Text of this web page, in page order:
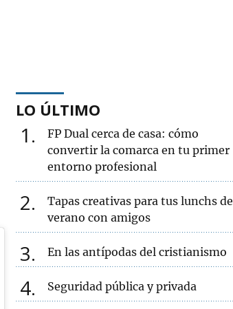
LO ÚLTIMO
1
FP Dual cerca de casa: cómo
convertir la comarca en tu primer
entorno profesional
2
Tapas creativas para tus lunchs de
verano con amigos
3 En las antípodas del cristianismo
4 Seguridad pública y privada